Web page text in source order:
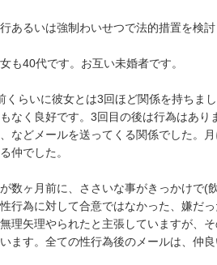
あるいは強制わいせつで法的措置を検
も40代です。お互い未婚者です。
くらいに彼女とは3回ほど関係を持ちま
なく良好です。3回目の後は行為はあ
などメールを送ってくる関係でした。
仲でした。
数ヶ月前に、ささいな事がきっかけで(
行為に対して合意ではなかった、嫌だ
理矢理やられたと主張していますが、
ます。全ての性行為後のメールは、仲良